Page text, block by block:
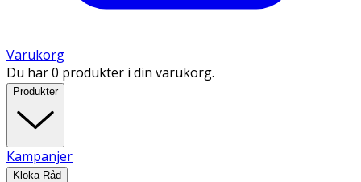
Varukorg
Du har 0 produkter i din varukorg.
Produkter
Kampanjer
Kloka Råd